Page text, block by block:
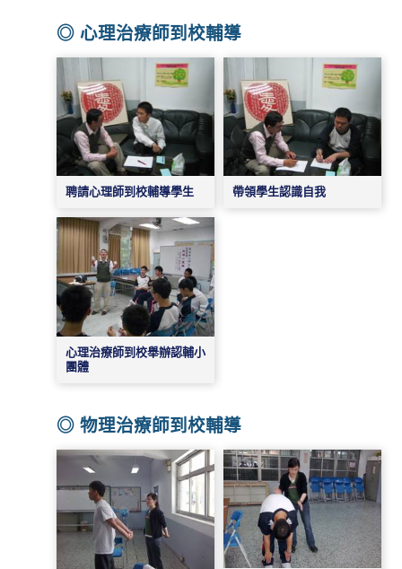
◎ 心理治療師到校輔導
聘請心理師到校輔導學生 帶領學生認識自我
心理治療師到校舉辦認輔小
團體
◎ 物理治療師到校輔導